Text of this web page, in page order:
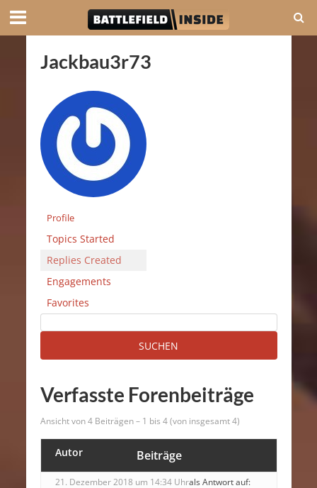
Jackbau3r73
Profile
Topics Started
Replies Created
Engagements
Favorites
Verfasste Forenbeiträge
Ansicht von 4 Beiträgen – 1 bis 4 (von insgesamt 4)
Autor Beiträge
21. Dezember 2018 um 14:34 Uhrals Antwort auf: